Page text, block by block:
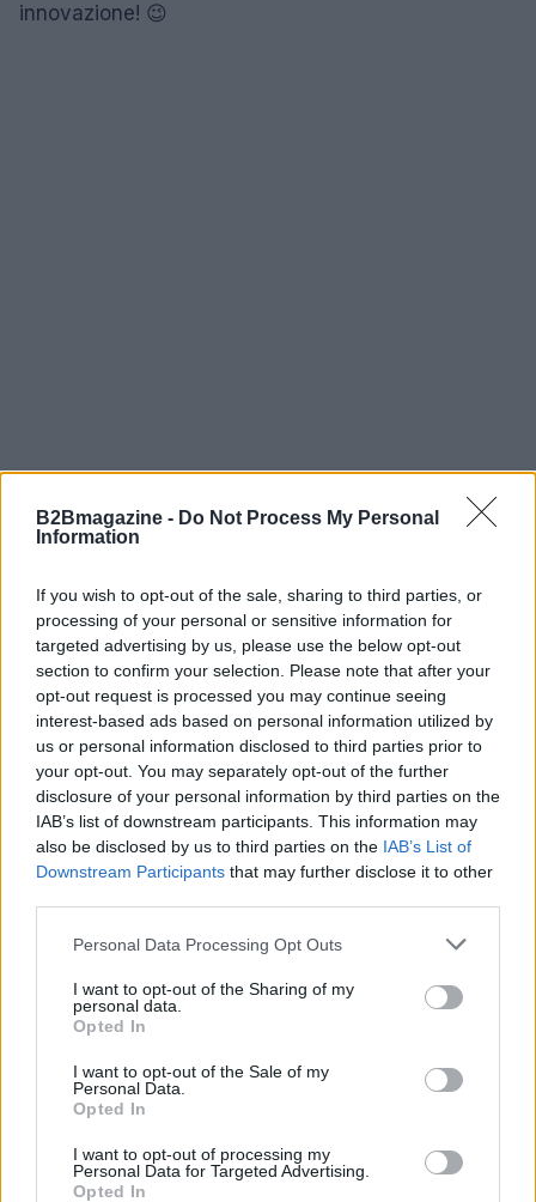
B2Bmagazine - Do Not Process My Personal
Information
If you wish to opt-out of the sale, sharing to third parties, or
processing of your personal or sensitive information for
targeted advertising by us, please use the below opt-out
section to confirm your selection. Please note that after your
opt-out request is processed you may continue seeing
interest-based ads based on personal information utilized by
us or personal information disclosed to third parties prior to
your opt-out. You may separately opt-out of the further
disclosure of your personal information by third parties on the
IAB’s list of downstream participants. This information may
also be disclosed by us to third parties on the IAB’s List of
Downstream Participants that may further disclose it to other
Please note that this website/app uses one or more Google
not limited to your visit or usage behaviour. You may click to
grant or deny consent to Google and its third-party tags to
use your data for below specified purposes in below Google
consent section.
Personal Data Processing Opt Outs
I want to opt-out of the Sharing of my
personal data.
Opted In
I want to opt-out of the Sale of my
Personal Data.
Opted In
I want to opt-out of processing my
Personal Data for Targeted Advertising.
Opted In
innovazione! 😉
AUTORE
AiAdhubMedia
Continua a leggere